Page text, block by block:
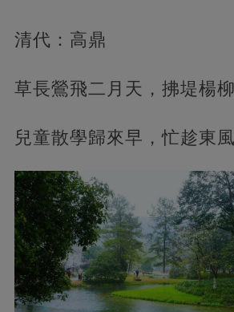
清代：高鼎
草長鶯飛二月天，拂堤楊柳
兒童散學歸來早，忙趁東風